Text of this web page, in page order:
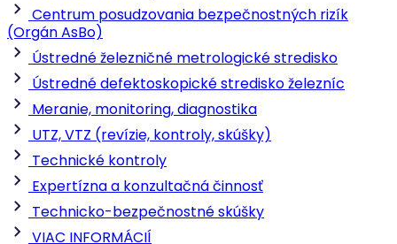
Centrum posudzovania bezpečnostných rizík
(Orgán AsBo)
Ústredné železničné metrologické stredisko
Ústredné defektoskopické stredisko železníc
Meranie, monitoring, diagnostika
UTZ, VTZ (revízie, kontroly, skúšky)
Technické kontroly
Expertízna a konzultačná činnosť
Technicko-bezpečnostné skúšky
VIAC INFORMÁCIÍ